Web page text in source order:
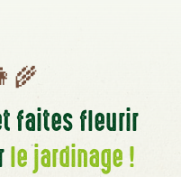
faites fleurir
le jardinage !